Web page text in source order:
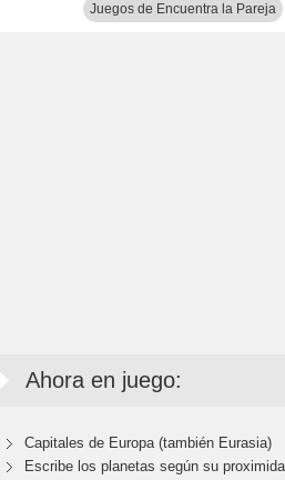
Juegos de Encuentra la Pareja
Ahora en juego:
Capitales de Europa (también Eurasia)
Escribe los planetas según su